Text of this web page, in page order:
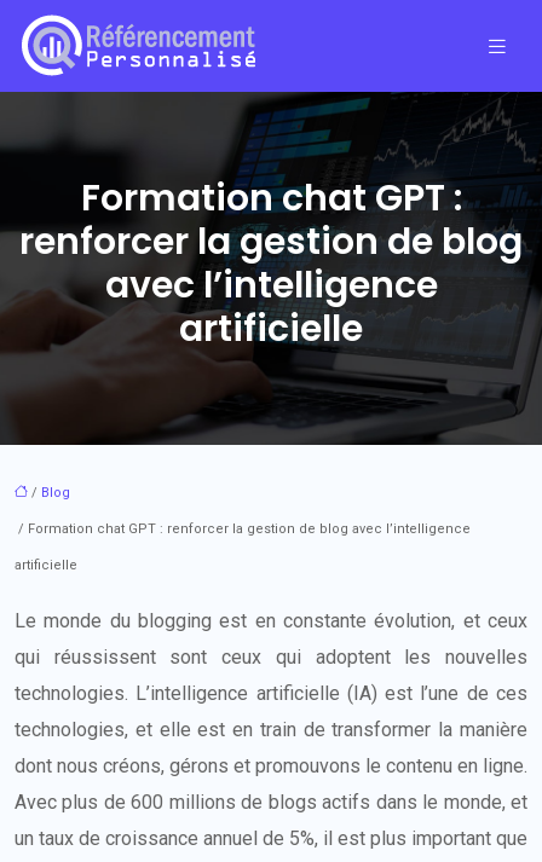
Formation chat GPT :
renforcer la gestion de blog
avec l’intelligence
artificielle
/ Blog
/ Formation chat GPT : renforcer la gestion de blog avec l’intelligence
artificielle
Le monde du blogging est en constante évolution, et ceux
qui réussissent sont ceux qui adoptent les nouvelles
technologies. L’intelligence artificielle (IA) est l’une de ces
technologies, et elle est en train de transformer la manière
dont nous créons, gérons et promouvons le contenu en ligne.
Avec plus de 600 millions de blogs actifs dans le monde, et
un taux de croissance annuel de 5%, il est plus important que